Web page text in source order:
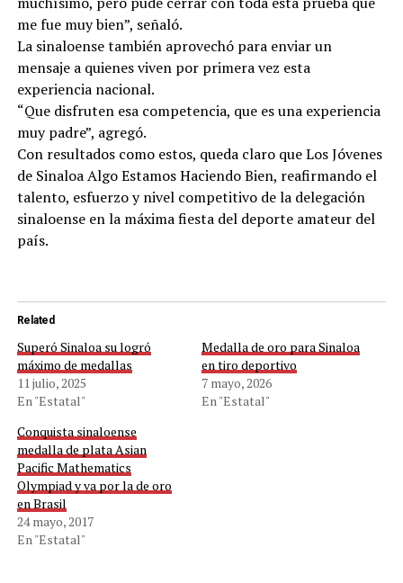
me fue muy bien”, señaló.
La sinaloense también aprovechó para enviar un
mensaje a quienes viven por primera vez esta
experiencia nacional.
“Que disfruten esa competencia, que es una experiencia
muy padre”, agregó.
Con resultados como estos, queda claro que Los Jóvenes
de Sinaloa Algo Estamos Haciendo Bien, reafirmando el
talento, esfuerzo y nivel competitivo de la delegación
sinaloense en la máxima fiesta del deporte amateur del
país.
Related
Superó Sinaloa su logró
máximo de medallas
11 julio, 2025
En "Estatal"
Medalla de oro para Sinaloa
en tiro deportivo
7 mayo, 2026
En "Estatal"
Conquista sinaloense
medalla de plata Asian
Pacific Mathematics
Olympiad y va por la de oro
en Brasil
24 mayo, 2017
En "Estatal"